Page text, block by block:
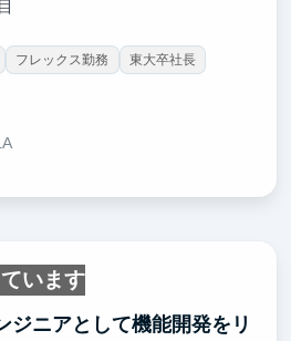
フレックス勤務
東大卒社長
います
ジニアとして機能開発をリ